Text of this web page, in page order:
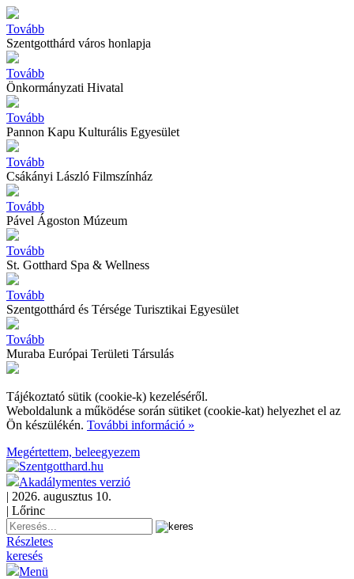
Tovább
Szentgotthárd város honlapja
Tovább
Önkormányzati Hivatal
Tovább
Pannon Kapu Kulturális Egyesület
Tovább
Csákányi László Filmszínház
Tovább
Pável Ágoston Múzeum
Tovább
St. Gotthard Spa & Wellness
Tovább
Szentgotthárd és Térsége Turisztikai Egyesület
Tovább
Muraba Európai Területi Társulás
Tájékoztató sütik (cookie-k) kezeléséről.
Weboldalunk a működése során sütiket (cookie-kat) helyezhet el az
Ön készülékén. További információ »
Megértettem, beleegyezem
Akadálymentes verzió
| 2026. augusztus 10.
| Lőrinc
Részletes
keresés
Menü